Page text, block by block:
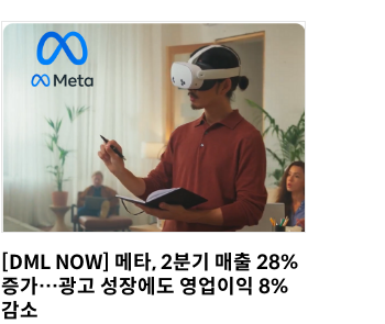
[DML NOW] 메타, 2분기 매출 28%
증가…광고 성장에도 영업이익 8%
감소